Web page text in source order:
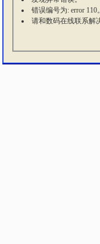
错误编号为: error 110
请和数码在线联系解